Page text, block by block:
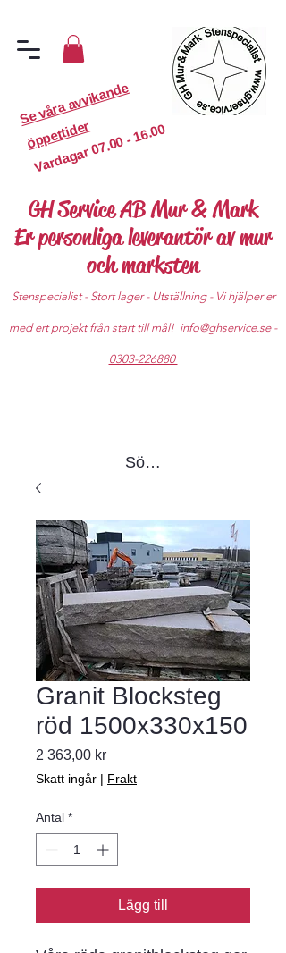
S
e
v
år
a
a
v
vi
k
a
n
d
e
ö
p
p
etti
d
er
Vardagar
07.00 - 16.00
GH Service AB Mur & Mark
Er personliga leverantör av mur
och marksten
Stenspecialist - Stort lager - Utställning - Vi hjälper er
med ert projekt från start till mål! info@ghservice.se-
0303-226880
Sök produkter
Granit Blocksteg
röd 1500x330x150
2 363,00 krPris
Skatt ingår | Frakt
Antal *
Lägg till